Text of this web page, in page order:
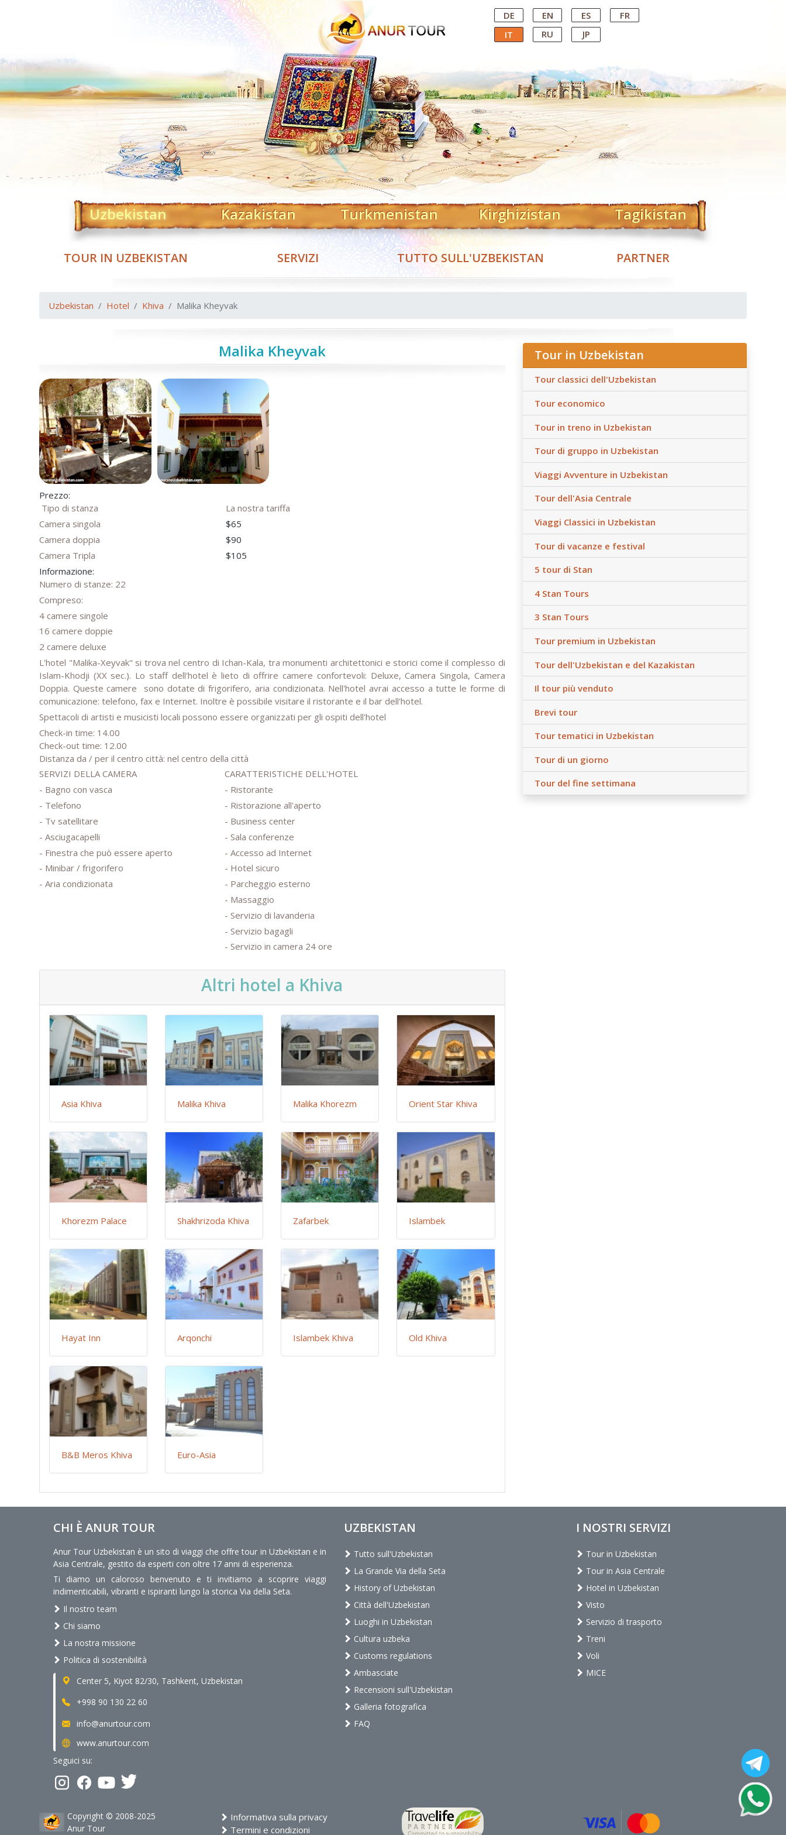
Central Asian Tour Operator DE EN ES
FR
IT
RU JP
Uzbekistan Kazakistan Turkmenistan Kirghizistan Tagikistan
TOUR IN UZBEKISTAN SERVIZI TUTTO SULL'UZBEKISTAN PARTNER
Uzbekistan Hotel Khiva Malika Kheyvak
Malika Kheyvak
Prezzo:
Tipo di stanza
La nostra tariffa
Camera singola
$65
Camera doppia
$90
Camera Tripla
$105
Informazione:
Numero di stanze: 22
Compreso:
4 camere singole
16 camere doppie
2 camere deluxe
L'hotel "Malika-Xeyvak" si trova nel centro di Ichan-Kala, tra monumenti architettonici e storici come il complesso di
Islam-Khodji (XX sec.). Lo staff dell'hotel è lieto di offrire camere confortevoli: Deluxe, Camera Singola, Camera
Doppia. Queste camere sono dotate di frigorifero, aria condizionata. Nell'hotel avrai accesso a tutte le forme di
comunicazione: telefono, fax e Internet. Inoltre è possibile visitare il ristorante e il bar dell'hotel.
Spettacoli di artisti e musicisti locali possono essere organizzati per gli ospiti dell'hotel
Check-in time: 14.00
Check-out time: 12.00
Distanza da / per il centro città: nel centro della città
SERVIZI DELLA CAMERA
CARATTERISTICHE DELL'HOTEL
- Bagno con vasca
- Telefono
- Tv satellitare
- Asciugacapelli
- Finestra che può essere aperto
- Minibar / frigorifero
- Aria condizionata
- Ristorante
- Ristorazione all'aperto
- Business center
- Sala conferenze
- Accesso ad Internet
- Hotel sicuro
- Parcheggio esterno
- Massaggio
- Servizio di lavanderia
- Servizio bagagli
- Servizio in camera 24 ore
Altri hotel a Khiva
Asia Khiva Malika Khiva Malika Khorezm Orient Star Khiva
Khorezm Palace Shakhrizoda Khiva Zafarbek Islambek
Hayat Inn Arqonchi Islambek Khiva Old Khiva
B&B Meros Khiva Euro-Asia
Tour in Uzbekistan
Tour classici dell'Uzbekistan
Tour economico
Tour in treno in Uzbekistan
Tour di gruppo in Uzbekistan
Viaggi Avventure in Uzbekistan
Tour dell'Asia Centrale
Viaggi Classici in Uzbekistan
Tour di vacanze e festival
5 tour di Stan
4 Stan Tours
3 Stan Tours
Tour premium in Uzbekistan
Tour dell'Uzbekistan e del Kazakistan
Il tour più venduto
Brevi tour
Tour tematici in Uzbekistan
Tour di un giorno
Tour del fine settimana
CHI È ANUR TOUR
Anur Tour Uzbekistan è un sito di viaggi che offre tour in Uzbekistan e in
Asia Centrale, gestito da esperti con oltre 17 anni di esperienza.
Ti diamo un caloroso benvenuto e ti invitiamo a scoprire viaggi
indimenticabili, vibranti e ispiranti lungo la storica Via della Seta.
Il nostro team
Chi siamo
La nostra missione
Politica di sostenibilità
Center 5, Kiyot 82/30, Tashkent, Uzbekistan
+998 90 130 22 60
info@anurtour.com
www.anurtour.com
Seguici su:
UZBEKISTAN
Tutto sull'Uzbekistan
La Grande Via della Seta
History of Uzbekistan
Città dell'Uzbekistan
Luoghi in Uzbekistan
Cultura uzbeka
Customs regulations
Ambasciate
Recensioni sull'Uzbekistan
Galleria fotografica
FAQ
I NOSTRI SERVIZI
Tour in Uzbekistan
Tour in Asia Centrale
Hotel in Uzbekistan
Visto
Servizio di trasporto
Treni
Voli
MICE
Copyright © 2008-2025
Anur Tour
Informativa sulla privacy
Termini e condizioni